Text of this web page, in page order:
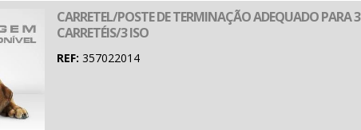
CARRETEL/POSTE DE TERMINAÇÃO ADEQUADO PARA 3
CARRETÉIS/3 ISO
REF: 357022014